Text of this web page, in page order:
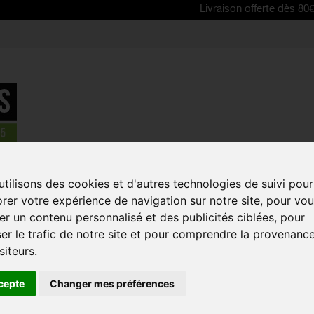
des cookies et d'autres technologies de suivi pour
votre expérience de navigation sur notre site, pour
un contenu personnalisé et des publicités ciblées, pour
le trafic de notre site et pour comprendre la
Changer mes préférences
Livraison offerte dès 80€ d'achat